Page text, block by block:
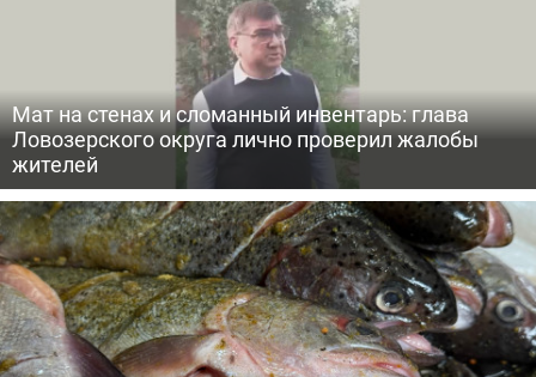
Мат на стенах и сломанный инвентарь: глава
Ловозерского округа лично проверил жалобы
жителей